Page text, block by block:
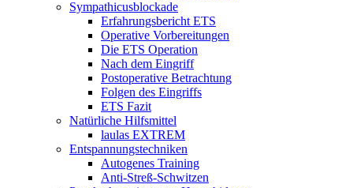
Sympathicusblockade
Erfahrungsbericht ETS
Operative Vorbereitungen
Die ETS Operation
Nach dem Eingriff
Postoperative Betrachtung
Folgen des Eingriffs
ETS Fazit
Natürliche Hilfsmittel
laulas EXTREM
Entspannungstechniken
Autogenes Training
Anti-Streß-Schwitzen